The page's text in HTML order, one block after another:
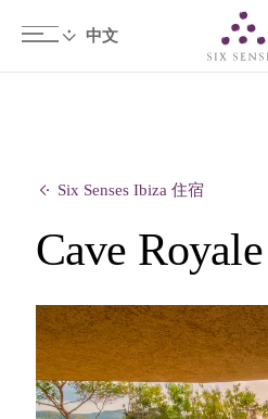
Six Senses Ibiza 住宿
Cave Royale